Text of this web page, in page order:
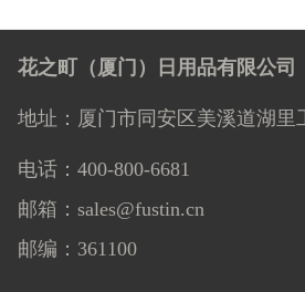
花之町（厦门）日用品有限公司
地址：厦门市同安区美溪道湖里
电话：400-800-6681
邮箱：sales@fustin.cn
邮编：361100